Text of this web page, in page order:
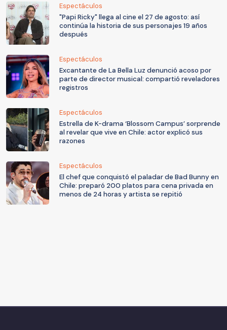
Espectáculos
"Papi Ricky" llega al cine el 27 de agosto: así
continúa la historia de sus personajes 19 años
después
Espectáculos
Excantante de La Bella Luz denunció acoso por
parte de director musical: compartió reveladores
registros
Espectáculos
Estrella de K-drama ‘Blossom Campus’ sorprende
al revelar que vive en Chile: actor explicó sus
razones
Espectáculos
El chef que conquistó el paladar de Bad Bunny en
Chile: preparó 200 platos para cena privada en
menos de 24 horas y artista se repitió